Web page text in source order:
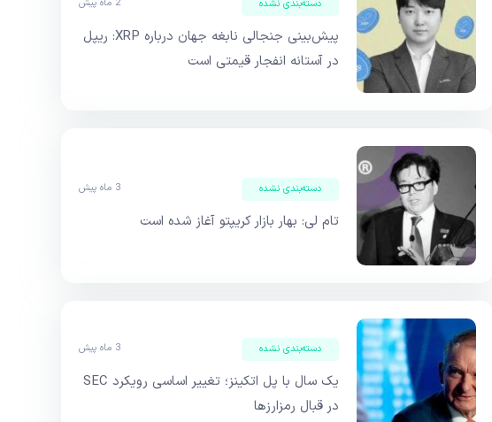
دسته‌بندی نشده 2 ماه پیش
پیش‌بینی جنجالی نابغه جهان درباره XRP: ریپل
در آستانه انفجار قیمتی است
دسته‌بندی نشده 3 ماه پیش
تام لی: بهار بازار کریپتو آغاز شده است
دسته‌بندی نشده 3 ماه پیش
یک سال با پل اتکینز؛ تغییر اساسی رویکرد SEC
در قبال رمزارزها